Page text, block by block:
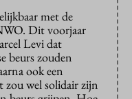
met de
Dit voorjaar
Levi dat
beurs zouden
ook een
zou wel solidair zijn